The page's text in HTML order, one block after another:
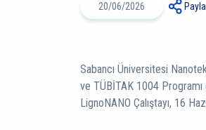
20/06/2026
Sabancı Üniversitesi
ve TÜBİTAK 1004
LignoNANO Çalıştayı, 16